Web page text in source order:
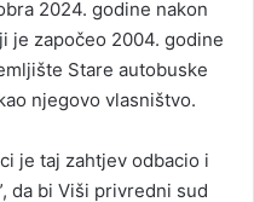
2024. godine nakon
je započeo 2004. godine
Stare autobuske
njegovo vlasništvo.
je taj zahtjev odbacio i
da bi Viši privredni sud